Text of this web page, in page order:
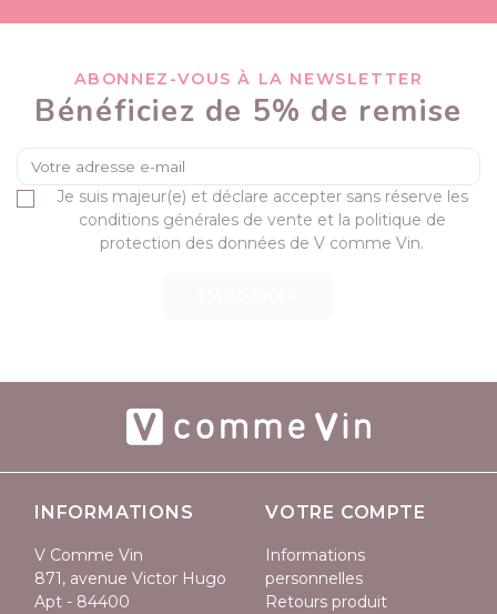
ABONNEZ-VOUS À LA NEWSLETTER
Bénéficiez de 5% de remise
Je suis majeur(e) et déclare accepter sans réserve les
conditions générales de vente et la politique de
protection des données de V comme Vin.
INFORMATIONS
V Comme Vin
871, avenue Victor Hugo
Apt - 84400
VOTRE COMPTE
Informations
personnelles
Retours produit